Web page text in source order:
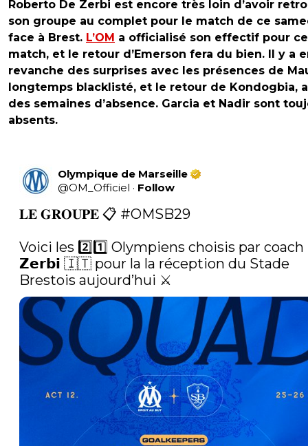
Roberto De Zerbi est encore très loin d’avoir
son groupe au complet pour le match de ce
face à Brest. L’OM a officialisé son effectif pour ce
match, et le retour d’Emerson fera du bien. Il y a
revanche des surprises avec les présences de
longtemps blacklisté, et le retour de Kondogbia,
des semaines d’absence. Garcia et Nadir sont
absents.
Olympique de Marseille
@OM_Officiel · Follow
𝐋𝐄 𝐆𝐑𝐎𝐔𝐏𝐄 📋 #OMSB29
Voici les 2️⃣1️⃣ Olympiens choisis par
𝗭𝗲𝗿𝗯𝗶 🇮🇹 pour la la réception du Stade
Brestois aujourd’hui ⚔️